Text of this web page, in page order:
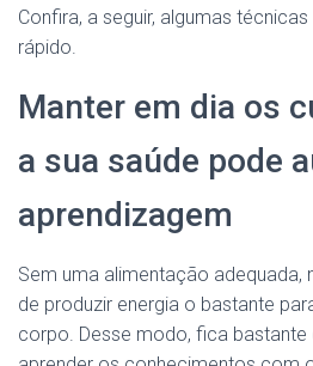
Confira, a seguir, algumas
rápido.
Manter em dia os
a sua saúde pode
aprendizagem
Sem uma alimentação adequada,
de produzir energia o bastante
corpo. Desse modo, fica